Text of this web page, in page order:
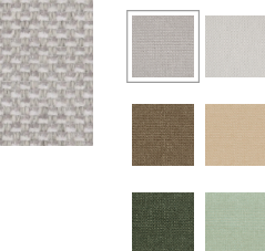
Facebook
Instagram